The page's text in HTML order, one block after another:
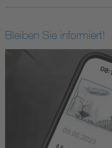
Bleiben Sie informiert!